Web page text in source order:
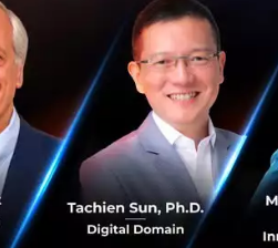
ะดมทุน Series A ที่ 381 ล้า
ฟอร์มอีคอมเมิร์ซด้านผลิตภัณฑ์ค
รอบที่สอง คว้าเงิน 11 ล้านดอล
Day Ventures Limited (บริ
ายใหญ่ที่สุดในฟิลิปปินส์) Alibaba